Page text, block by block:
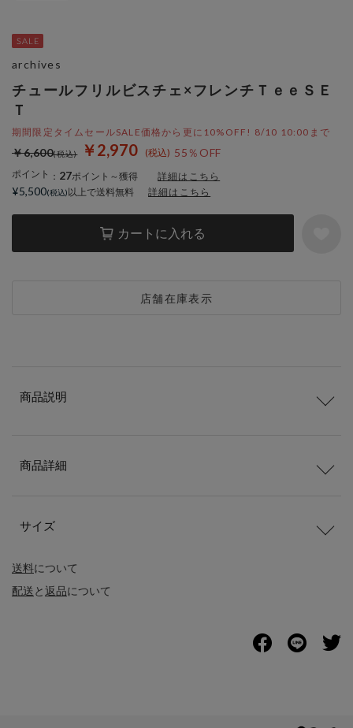
チュールフリルビスチェ×フレンチＴｅｅＳＥ
Ｔ
期間限定タイムセールSALE価格から更に10%OFF! 8/10 10:00まで
￥2,970 55％OFF
￥6,600
ポイント ： 27ポイント～獲得 詳細はこちら
カートに入れる
店舗在庫表示
archives
¥5,500 以上で送料無料 詳細はこちら
送料について
配送と返品について
商品説明
商品詳細
サイズ